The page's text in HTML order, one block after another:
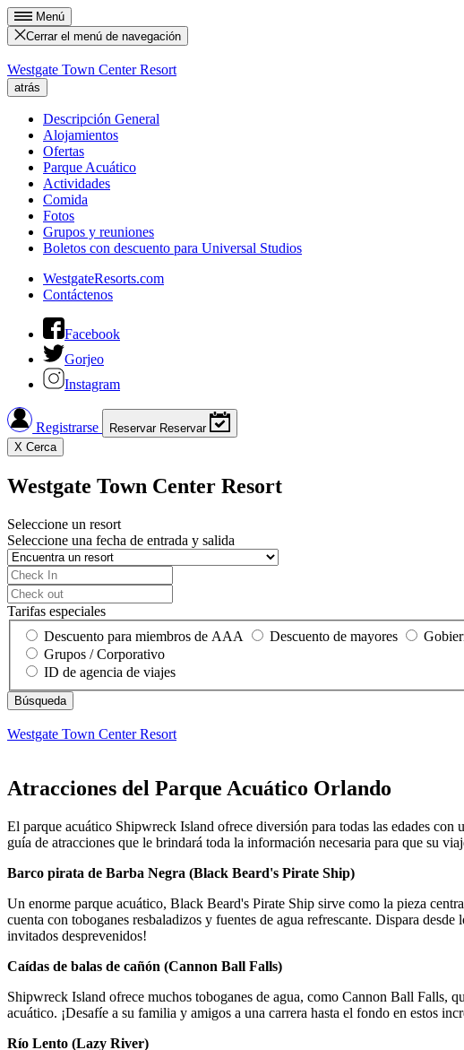
Menú
Cerrar el menú de navegación
Westgate Town Center Resort
atrás
Descripción General
Alojamientos
Ofertas
Parque Acuático
Actividades
Comida
Fotos
Grupos y reuniones
Boletos con descuento para Universal Studios
WestgateResorts.com
Contáctenos
Facebook
Gorjeo
Instagram
Registrarse Reservar Reservar
X Cerca
Westgate Town Center Resort
Seleccione un resort
Seleccione una fecha de entrada y salida
Tarifas especiales
Descuento para miembros de AAA
Descuento de mayores
Grupos / Corporativo
ID de agencia de viajes
Westgate Town Center Resort
Atracciones del Parque Acuático Orlando
El parque acuático Shipwreck Island ofrece diversión para todas las edades
guía de atracciones que le brindará toda la información necesaria para que su
Barco pirata de Barba Negra (Black Beard's Pirate Ship)
Un enorme parque acuático, Black Beard's Pirate Ship sirve como la pieza
cuenta con toboganes resbaladizos y fuentes de agua refrescante. Dispara
invitados desprevenidos!
Caídas de balas de cañón (Cannon Ball Falls)
Shipwreck Island ofrece muchos toboganes de agua, como Cannon Ball Falls,
acuático. ¡Desafíe a su familia y amigos a una carrera hasta el fondo en estos
Río Lento (Lazy River)